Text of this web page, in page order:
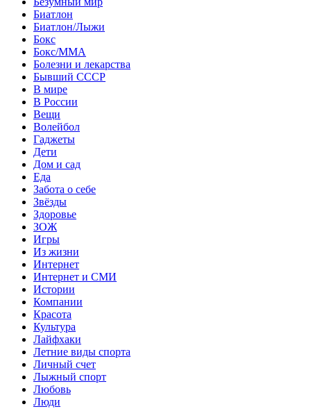
Биатлон
Биатлон/Лыжи
Бокс
Бокс/MMA
Болезни и лекарства
Бывший СССР
В мире
В России
Вещи
Волейбол
Гаджеты
Дети
Дом и сад
Еда
Забота о себе
Звёзды
Здоровье
ЗОЖ
Игры
Из жизни
Интернет
Интернет и СМИ
Истории
Компании
Красота
Культура
Лайфхаки
Летние виды спорта
Личный счет
Лыжный спорт
Любовь
Люди